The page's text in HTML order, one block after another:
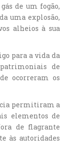
de um fogão,
uma explosão,
alheios à sua
para a vida da
de
ocorreram os
permitiram a
elementos de
de flagrante
às autoridades